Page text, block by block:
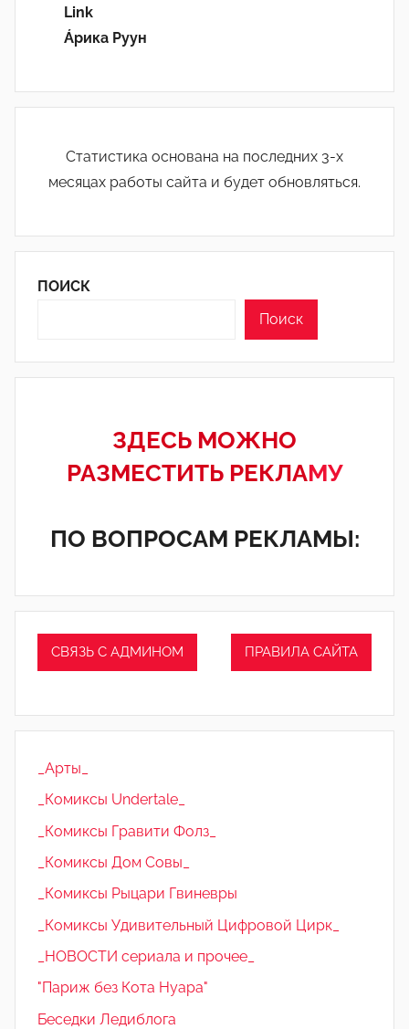
Link
Áрика Руун
Статистика основана на последних 3-х
месяцах работы сайта и будет обновляться.
ПОИСК
Поиск
ЗДЕСЬ МОЖНО
РАЗМЕСТИТЬ РЕКЛАМУ
ПО ВОПРОСАМ РЕКЛАМЫ:
СВЯЗЬ С АДМИНОМ ПРАВИЛА САЙТА
_Арты_
_Комиксы Undertale_
_Комиксы Гравити Фолз_
_Комиксы Дом Совы_
_Комиксы Рыцари Гвиневры
_Комиксы Удивительный Цифровой Цирк_
_НОВОСТИ сериала и прочее_
"Париж без Кота Нуара"
Беседки Ледиблога